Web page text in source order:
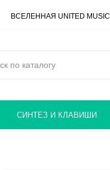
ВСЕЛЕННАЯ UNITED MUSIC
СИНТЕЗ И КЛАВИШИ